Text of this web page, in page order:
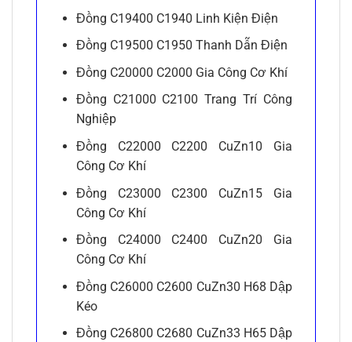
Đồng C19400 C1940 Linh Kiện Điện
Đồng C19500 C1950 Thanh Dẫn Điện
Đồng C20000 C2000 Gia Công Cơ Khí
Đồng C21000 C2100 Trang Trí Công
Nghiệp
Đồng C22000 C2200 CuZn10 Gia
Công Cơ Khí
Đồng C23000 C2300 CuZn15 Gia
Công Cơ Khí
Đồng C24000 C2400 CuZn20 Gia
Công Cơ Khí
Đồng C26000 C2600 CuZn30 H68 Dập
Kéo
Đồng C26800 C2680 CuZn33 H65 Dập